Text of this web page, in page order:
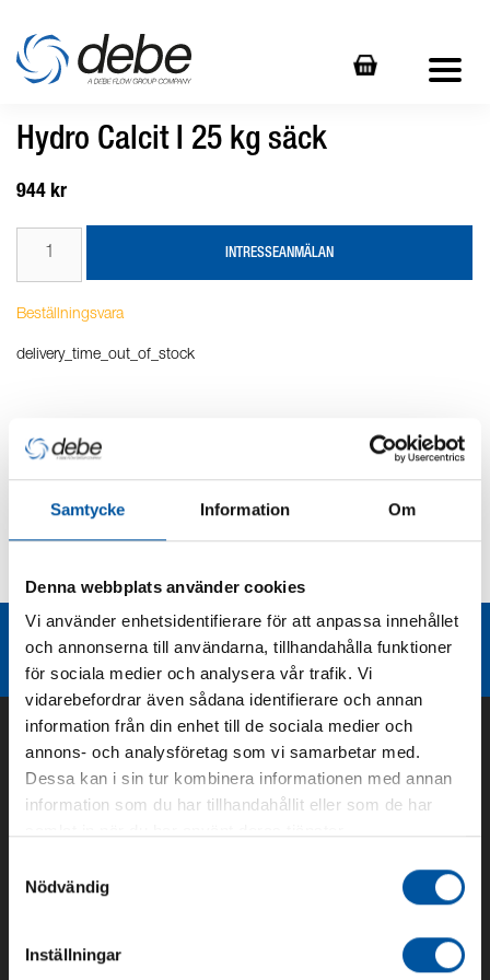
Samtycke Information Om
Denna webbplats använder cookies
Vi använder enhetsidentifierare för att anpassa innehållet
och annonserna till användarna, tillhandahålla funktioner
för sociala medier och analysera vår trafik. Vi
vidarebefordrar även sådana identifierare och annan
information från din enhet till de sociala medier och
annons- och analysföretag som vi samarbetar med.
Dessa kan i sin tur kombinera informationen med annan
information som du har tillhandahållit eller som de har
Nödvändig
Inställningar
Hydro Calcit I 25 kg säck
944 kr
INTRESSEANMÄLAN
Beställningsvara
delivery_time_out_of_stock
Produktbeskrivning
Kurvor
Teknisk dokumentation
Liknande produktgrupper
Om oss